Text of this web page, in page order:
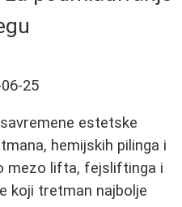
25
estetske
hemijskih pilinga i
mezo lifta, fejsliftinga i
koji tretman najbolje